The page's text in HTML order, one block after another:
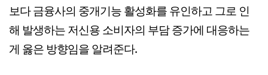
보다 금융사의 중개기능 활성화를 유인하고 그로 인
해 발생하는 저신용 소비자의 부담 증가에 대응하는
게 옳은 방향임을 알려준다.